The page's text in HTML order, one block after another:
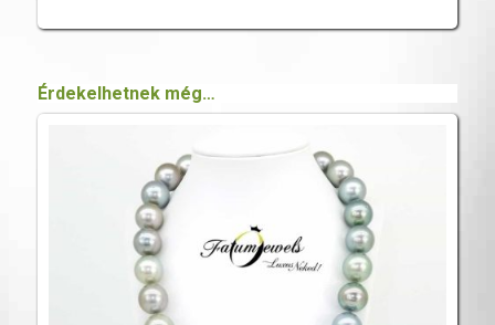
Érdekelhetnek még…